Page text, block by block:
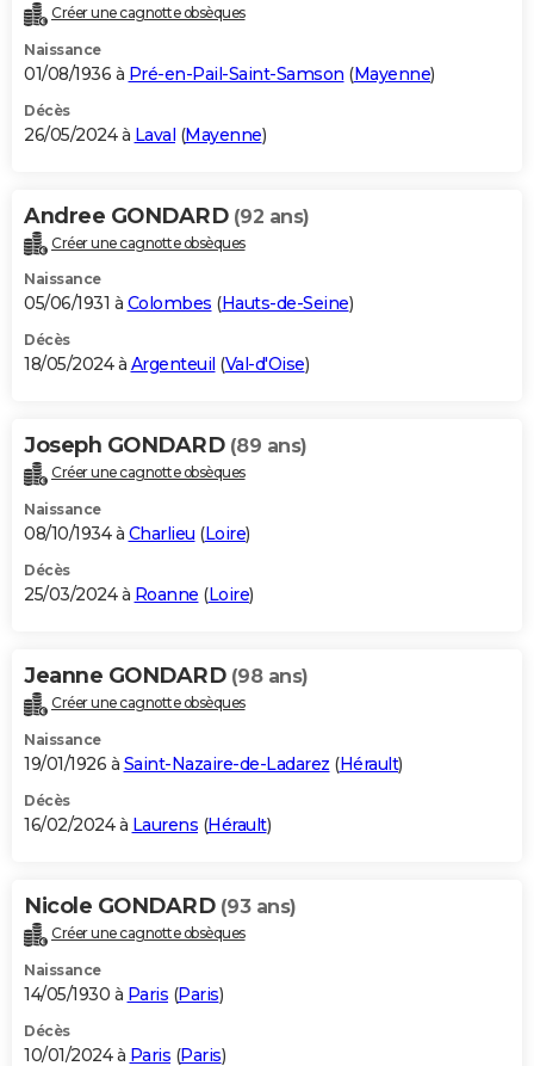
Créer une cagnotte obsèques
Naissance
01/08/1936 à Pré-en-Pail-Saint-Samson (Mayenne)
Décès
26/05/2024 à Laval (Mayenne)
Andree GONDARD (92 ans)
Créer une cagnotte obsèques
Naissance
05/06/1931 à Colombes (Hauts-de-Seine)
Décès
18/05/2024 à Argenteuil (Val-d'Oise)
Joseph GONDARD (89 ans)
Créer une cagnotte obsèques
Naissance
08/10/1934 à Charlieu (Loire)
Décès
25/03/2024 à Roanne (Loire)
Jeanne GONDARD (98 ans)
Créer une cagnotte obsèques
Naissance
19/01/1926 à Saint-Nazaire-de-Ladarez (Hérault)
Décès
16/02/2024 à Laurens (Hérault)
Nicole GONDARD (93 ans)
Créer une cagnotte obsèques
Naissance
14/05/1930 à Paris (Paris)
Décès
10/01/2024 à Paris (Paris)